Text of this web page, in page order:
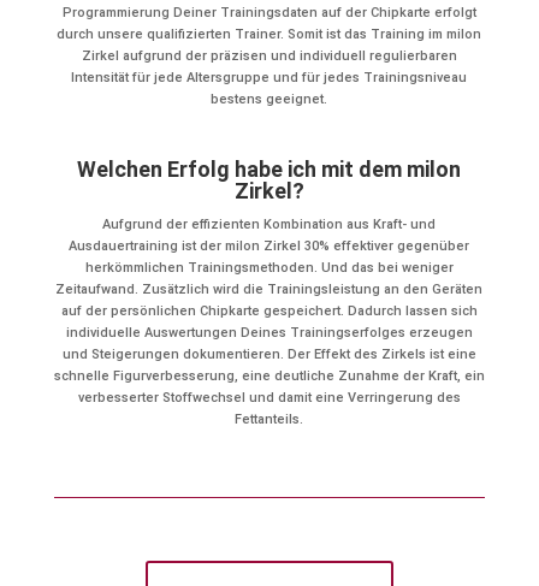
Programmierung Deiner Trainingsdaten auf der Chipkarte erfolgt
durch unsere qualifizierten Trainer. Somit ist das Training im milon
Zirkel aufgrund der präzisen und individuell regulierbaren
Intensität für jede Altersgruppe und für jedes Trainingsniveau
bestens geeignet.
Welchen Erfolg habe ich mit dem milon
Zirkel?
Aufgrund der effizienten Kombination aus Kraft- und
Ausdauertraining ist der milon Zirkel 30% effektiver gegenüber
herkömmlichen Trainingsmethoden. Und das bei weniger
Zeitaufwand. Zusätzlich wird die Trainingsleistung an den Geräten
auf der persönlichen Chipkarte gespeichert. Dadurch lassen sich
individuelle Auswertungen Deines Trainingserfolges erzeugen
und Steigerungen dokumentieren. Der Effekt des Zirkels ist eine
schnelle Figurverbesserung, eine deutliche Zunahme der Kraft, ein
verbesserter Stoffwechsel und damit eine Verringerung des
Fettanteils.